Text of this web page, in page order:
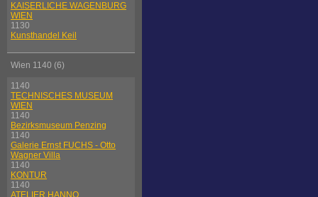
KAISERLICHE WAGENBURG
WIEN
1130
Kunsthandel Keil
Wien 1140 (6)
1140
TECHNISCHES MUSEUM
WIEN
1140
Bezirksmuseum Penzing
1140
Galerie Ernst FUCHS - Otto
Wagner Villa
1140
KONTUR
1140
ATELIER HANNO